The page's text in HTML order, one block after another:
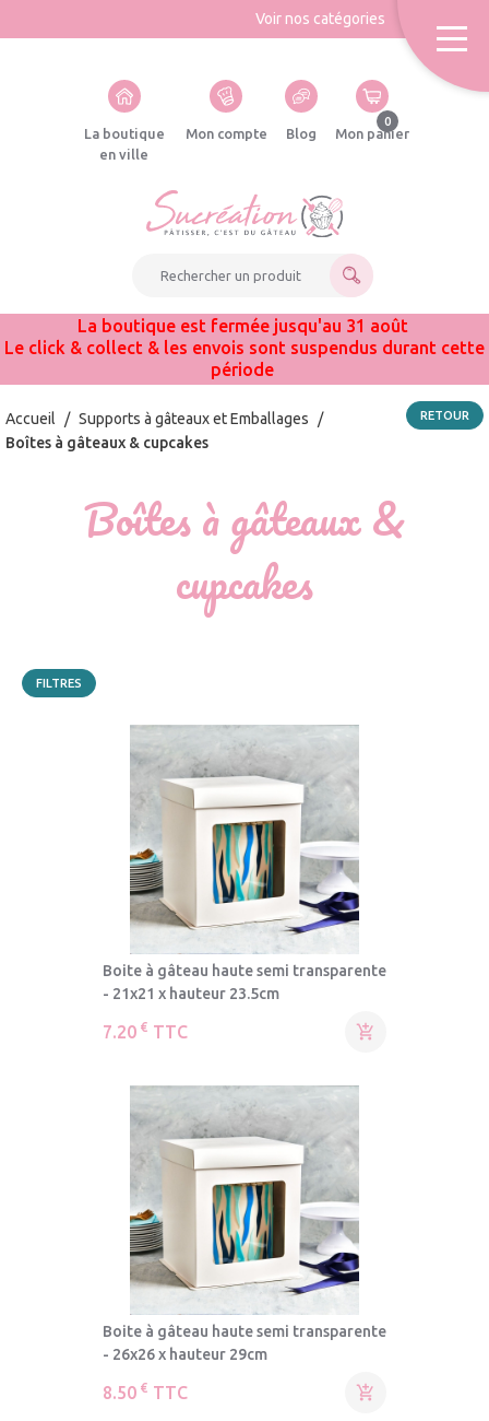
La boutique
en ville
Mon compte Blog Mon panier
0
Rechercher un produit
Voir nos catégories
La boutique est fermée jusqu'au 31 août
Le click & collect & les envois sont suspendus durant cette
période
Accueil / Supports à gâteaux et Emballages
/
Boîtes à gâteaux & cupcakes
RETOUR
Boîtes à gâteaux &
cupcakes
FILTRES
Boite à gâteau haute semi transparente
- 21x21 x hauteur 23.5cm
7.20 € TTC 
Boite à gâteau haute semi transparente
- 26x26 x hauteur 29cm
8.50 € TTC 